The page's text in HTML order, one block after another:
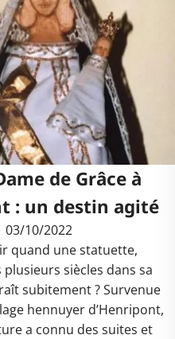
de Grâce à
: un destin agité
03/10/2022
quand une statuette,
siècles dans sa
subitement ? Survenue
hennuyer d’Henripont,
a connu des suites et